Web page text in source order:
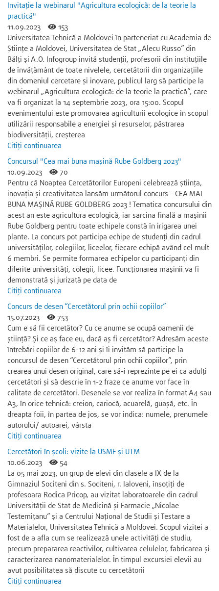
Invitație la webinarul "Agricultura ecologică: de la teorie la
practică"
11.09.2023
153
Universitatea Tehnică a Moldovei în parteneriat cu Academia de
Științe a Moldovei, Universitatea de Stat „Alecu Russo” din
Bălți și A.O. Infogroup invită studenții, profesorii din instituțiile
de învățământ de toate nivelele, cercetătorii din organizațiile
din domeniul cercetare și inovare, publicul larg să participe la
webinarul „Agricultura ecologică: de la teorie la practică”, care
va fi organizat la 14 septembrie 2023, ora 15:00. Scopul
evenimentului este promovarea agriculturii ecologice în scopul
utilizării responsabile a energiei și resurselor, păstrarea
biodiversității, creșterea
Citiți continuarea
Concursul "Cea mai buna mașină Rube Goldberg 2023"
10.09.2023
70
Pentru că Noaptea Cercetătorilor Europeni celebrează știința,
inovația și creativitatea lansăm următorul concurs - CEA MAI
BUNA MAȘINĂ RUBE GOLDBERG 2023 ! Tematica concursului din
acest an este agricultura ecologică, iar sarcina finală a mașinii
Rube Goldberg pentru toate echipele constă în irigarea unei
plante. La concurs pot participa echipe de studenți din cadrul
universităților, colegiilor, liceelor, fiecare echipă având cel mult
6 membri. Se permite formarea echipelor cu participanți din
diferite universități, colegii, licee. Funcționarea mașinii va fi
demonstrată și jurizată pe data de
Citiți continuarea
Concurs de desen “Cercetătorul prin ochii copiilor”
15.07.2023
753
Cum e să fii cercetător? Cu ce anume se ocupă oamenii de
știință? Și ce aș face eu, dacă aș fi cercetător? Adresăm aceste
întrebări copiilor de 6-12 ani și îi invităm să participe la
concursul de desen “Cercetătorul prin ochii copiilor”, prin
crearea unui desen original, care să-i reprezinte pe ei ca adulți
cercetători și să descrie în 1-2 fraze ce anume vor face în
calitate de cercetători. Desenele se vor realiza în format A4 sau
A3, în orice tehnică: creion, cariocă, acuarelă, guaşă, etc. În
dreapta foii, în partea de jos, se vor indica: numele, prenumele
autorului/ autoarei, vârsta
Citiți continuarea
Cercetători în școli: vizite la USMF și UTM
10.06.2023
54
La 05 mai 2023, un grup de elevi din clasele a IX de la
Gimnaziul Sociteni din s. Sociteni, r. Ialoveni, însoțiți de
profesoara Rodica Pricop, au vizitat laboratoarele din cadrul
Universității de Stat de Medicină şi Farmacie „Nicolae
Testemiţanu” și a Centrului Național de Studii și Testare a
Materialelor, Universitatea Tehnică a Moldovei. Scopul vizitei a
fost de a afla cum se realizează unele activități de studiu,
precum prepararea reactivilor, cultivarea celulelor, fabricarea și
caracterizarea nanomaterialelor. În timpul excursiei elevii au
avut posibilitatea să discute cu cercetătorii
Citiți continuarea